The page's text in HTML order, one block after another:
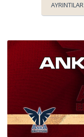
AYRINTILAR